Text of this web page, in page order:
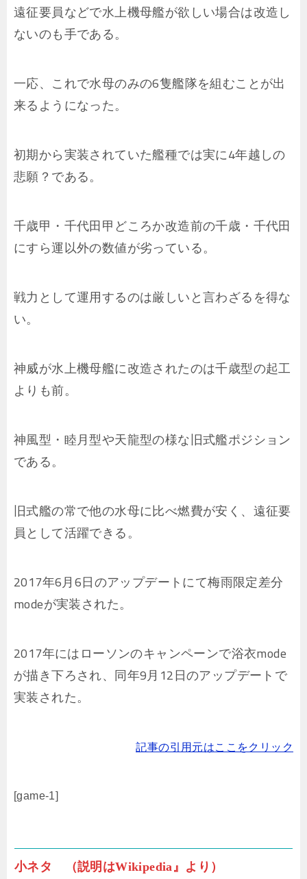
遠征要員などで水上機母艦が欲しい場合は改造し
ないのも手である。
一応、これで水母のみの6隻艦隊を組むことが出
来るようになった。
初期から実装されていた艦種では実に4年越しの
悲願？である。
千歳甲・千代田甲どころか改造前の千歳・千代田
にすら運以外の数値が劣っている。
戦力として運用するのは厳しいと言わざるを得な
い。
神威が水上機母艦に改造されたのは千歳型の起工
よりも前。
神風型・睦月型や天龍型の様な旧式艦ポジション
である。
旧式艦の常で他の水母に比べ燃費が安く、遠征要
員として活躍できる。
2017年6月6日のアップデートにて梅雨限定差分
modeが実装された。
2017年にはローソンのキャンペーンで浴衣mode
が描き下ろされ、同年9月12日のアップデートで
実装された。
記事の引用元はここをクリック
[game-1]
小ネタ （説明はWikipedia』より）